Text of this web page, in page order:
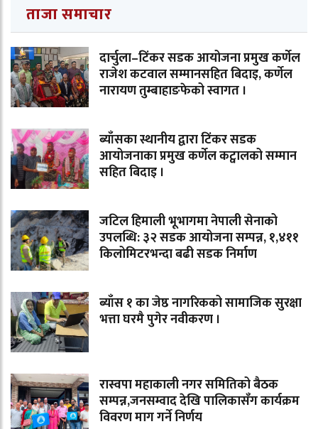
ताजा समाचार
दार्चुला–टिंकर सडक आयोजना प्रमुख कर्णेल
राजेश कटवाल सम्मानसहित बिदाइ, कर्णेल
नारायण तुम्बाहाङफेको स्वागत ।
ब्याँसका स्थानीय द्वारा टिंकर सडक
आयोजनाका प्रमुख कर्णेल कट्वालको सम्मान
सहित बिदाइ ।
जटिल हिमाली भूभागमा नेपाली सेनाको
उपलब्धि: ३२ सडक आयोजना सम्पन्न, १,४११
किलोमिटरभन्दा बढी सडक निर्माण
ब्याँस १ का जेष्ठ नागरिकको सामाजिक सुरक्षा
भत्ता घरमै पुगेर नवीकरण ।
रास्वपा महाकाली नगर समितिको बैठक
सम्पन्न,जनसम्वाद देखि पालिकासँग कार्यक्रम
विवरण माग गर्ने निर्णय